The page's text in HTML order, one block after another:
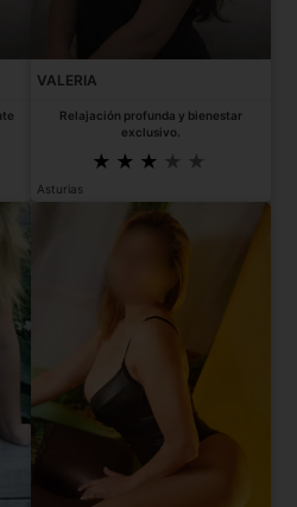
VALERIA
Relajación profunda y bienestar
exclusivo.
Asturias